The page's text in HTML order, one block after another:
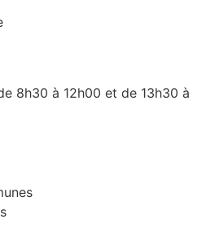
8h30 à 12h00 et de 13h30 à